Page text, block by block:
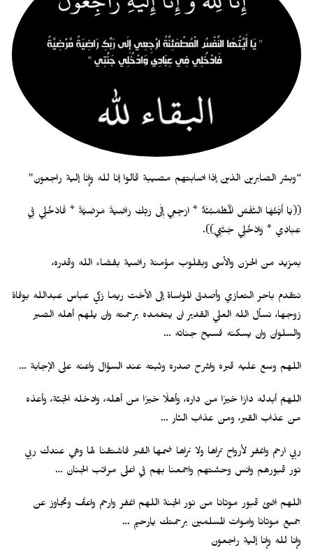
“وبشر الصابرين الذين إذا اصابتهم مصيبة قالوا إنا لله وإنا إلية راجعون”
((يَا أَيَّتُهَا النَّفْسُ الْمُطْمَئِنَّةُ * ارْجِعِي إِلَى رَبِّكِ رَاضِيَةً مَرْضِيَّةً * فَادْخُلِي فِي
عِبَادِي * وَادْخُلِي جَنَّتِي)).
بمزيد من الحزن والأسى وبقلوب مؤمنة راضية بقضاء الله وقدره،
نتقدم باحر التعازي وأصدق المواساة إلى الأخت ريما زكي عباس عبدالله بوفاة
زوجها، نسأل الله العلي القدير ان يتغمده برحمته وان يلهم أهله الصبر
والسلوان وان يسكنه فسيح جناته …
اللهم وسع عليه قبره واشرح صدره وثبته عند السؤال واعنه على الإجابة …
اللهمّ أبدله دارًا خيرًا من داره، وأهلًا خيرًا من أهله، وادخله الجنّة، وأعذه
من عذاب القبر، ومن عذاب النّار …
ربي ارحم واغفر لأرواح تراها ولا نراها ضمها القبر فاشتقنا لها وهي عندك ربي
نور قبورهم وانس وحشتهم واجمعنا بهم في اعلى مراتب الجنان …
اللهم اضئ قبور موتانا من نور الجنة اللهم اغفر وارحم واعفُ وتجاوز عن
جميع موتانا واموات المسلمين برحمتك يارحيم …
وإنا لله وإنا إلية راجعون